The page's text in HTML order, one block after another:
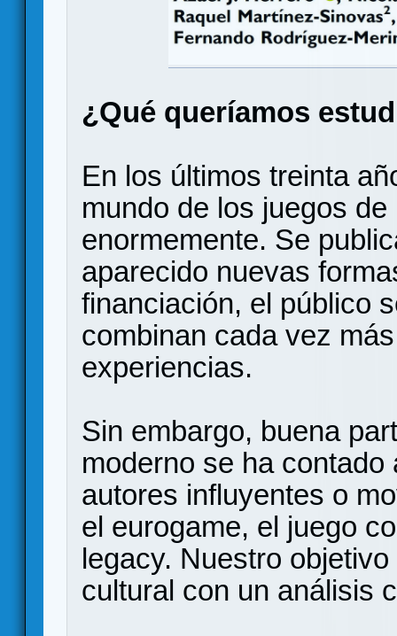
¿Qué queríamos
En los últimos treinta
mundo de los juegos
enormemente. Se
aparecido nuevas
financiación, el público
combinan cada vez
experiencias.
Sin embargo, buena
moderno se ha
autores influyentes o
el eurogame, el juego
legacy. Nuestro
cultural con un análisis